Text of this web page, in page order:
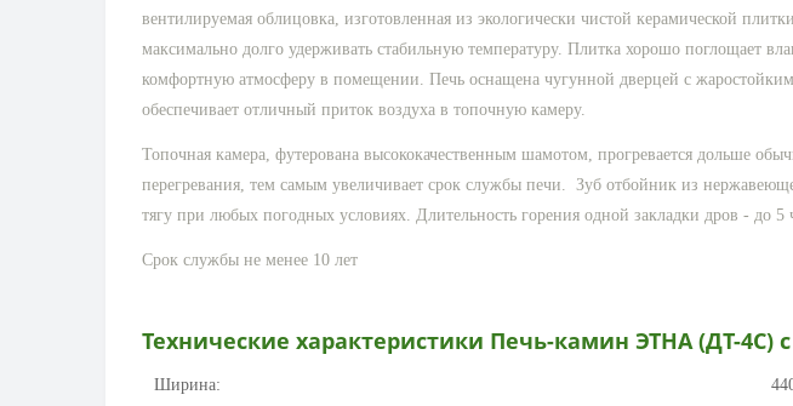
вентилируемая облицовка, изготовленная из экологически чистой керамической
максимально долго удерживать стабильную температуру. Плитка хорошо поглощает
комфортную атмосферу в помещении. Печь оснащена чугунной дверцей с
обеспечивает отличный приток воздуха в топочную камеру.
Топочная камера, футерована высококачественным шамотом, прогревается дольше
перегревания, тем самым увеличивает срок службы печи. Зуб отбойник из
тягу при любых погодных условиях. Длительность горения одной закладки дров - до 5
Срок службы не менее 10 лет
Технические характеристики Печь-камин ЭТНА (ДТ-4С)
Ширина: